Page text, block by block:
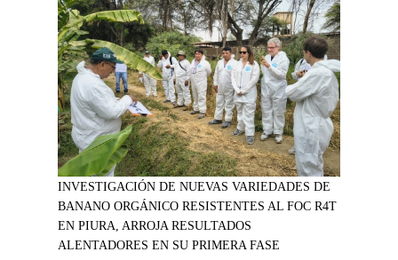
INVESTIGACIÓN DE NUEVAS VARIEDADES DE
BANANO ORGÁNICO RESISTENTES AL FOC R4T
EN PIURA, ARROJA RESULTADOS
ALENTADORES EN SU PRIMERA FASE